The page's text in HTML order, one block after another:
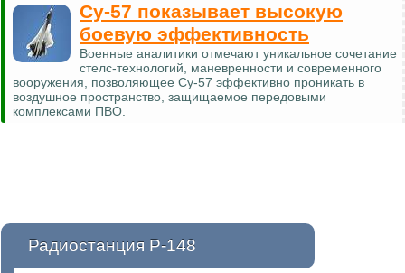
Су-57 показывает высокую
боевую эффективность
Военные аналитики отмечают уникальное сочетание
стелс-технологий, маневренности и современного
вооружения, позволяющее Су-57 эффективно проникать в
воздушное пространство, защищаемое передовыми
комплексами ПВО.
Радиостанция Р-148